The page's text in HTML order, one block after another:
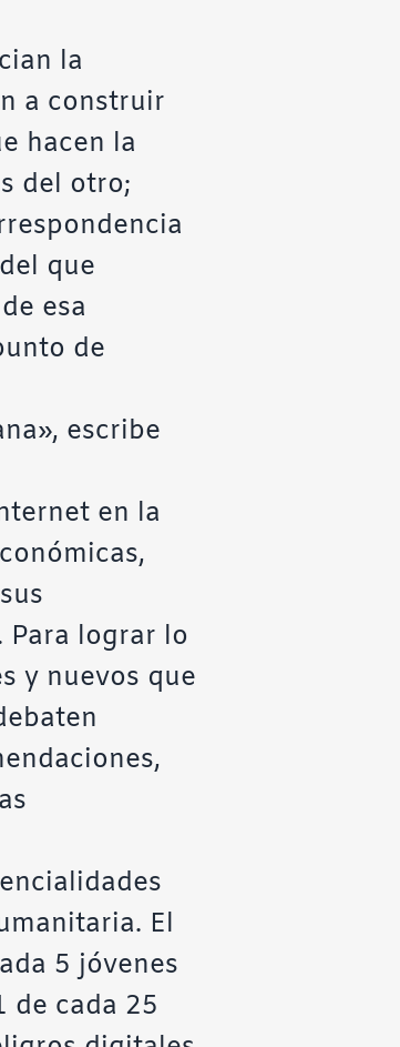
la
a construir
hacen la
del otro;
que
esa
de
escribe
en la
Para lograr lo
y nuevos que
El
5 jóvenes
de cada 25